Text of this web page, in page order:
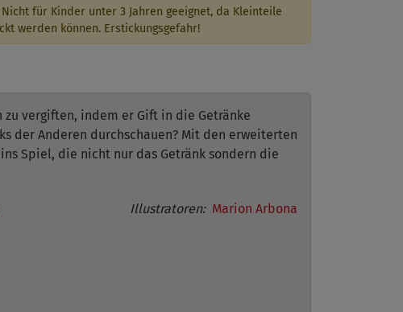
Nicht für Kinder unter 3 Jahren geeignet, da Kleinteile
werden können. Erstickungsgefahr!
vergiften, indem er Gift in die Getränke
der Anderen durchschauen? Mit den erweiterten
Spiel, die nicht nur das Getränk sondern die
Illustratoren: Marion Arbona